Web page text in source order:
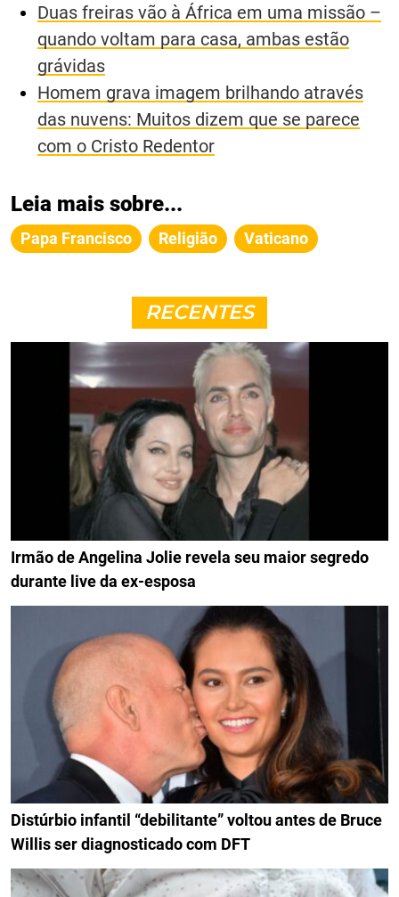
Duas freiras vão à África em uma missão –
quando voltam para casa, ambas estão
grávidas
Homem grava imagem brilhando através
das nuvens: Muitos dizem que se parece
com o Cristo Redentor
Leia mais sobre...
Papa Francisco Religião Vaticano
RECENTES
Irmão de Angelina Jolie revela seu maior segredo
durante live da ex-esposa
Distúrbio infantil “debilitante” voltou antes de Bruce
Willis ser diagnosticado com DFT